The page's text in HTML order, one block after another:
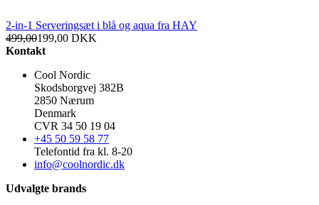
2-in-1 Serveringsæt i blå og aqua fra HAY
499,00199,00 DKK
Kontakt
Cool Nordic
Skodsborgvej 382B
2850 Nærum
Denmark
CVR 34 50 19 04
+45 50 59 58 77
Telefontid fra kl. 8-20
info@coolnordic.dk
Udvalgte brands